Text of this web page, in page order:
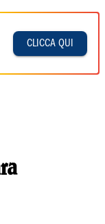
CLICCA QUI